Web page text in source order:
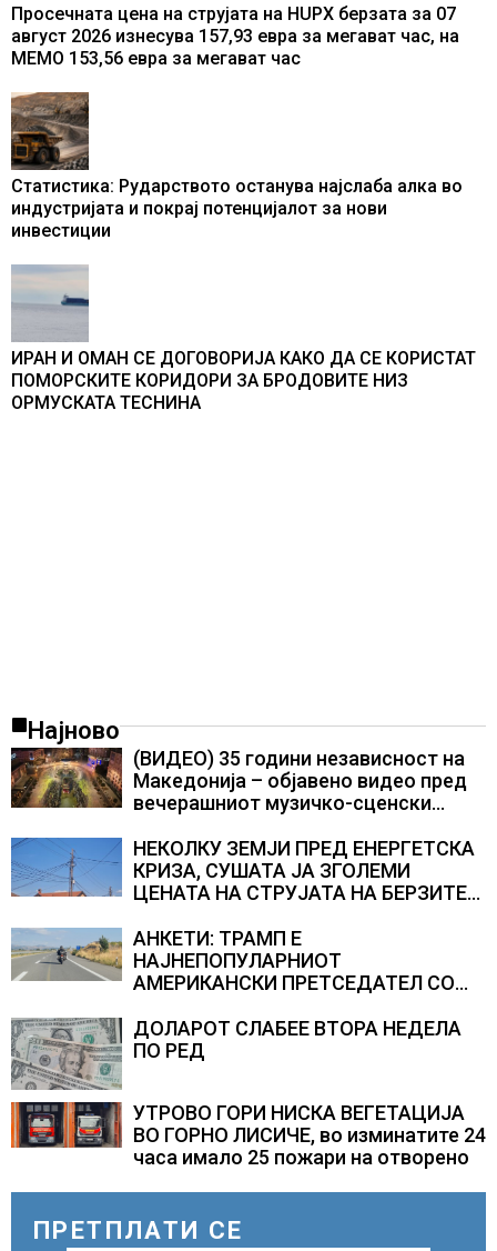
Просечната цена на струјата на HUPX берзата за 07
август 2026 изнесува 157,93 евра за мегават час, на
МЕМО 153,56 евра за мегават час
Статистика: Рударството останува најслаба алка во
индустријата и покрај потенцијалот за нови
инвестиции
ИРАН И ОМАН СЕ ДОГОВОРИЈА КАКО ДА СЕ КОРИСТАТ
ПОМОРСКИТЕ КОРИДОРИ ЗА БРОДОВИТЕ НИЗ
ОРМУСКАТА ТЕСНИНА
Најново
(ВИДЕО) 35 години независност на
Македонија – објавено видео пред
вечерашниот музичко-сценски
НЕКОЛКУ ЗЕМЈИ ПРЕД ЕНЕРГЕТСКА
КРИЗА, СУШАТА ЈА ЗГОЛЕМИ
ЦЕНАТА НА СТРУЈАТА НА БЕРЗИТЕ
АНКЕТИ: ТРАМП Е
НАЈНЕПОПУЛАРНИОТ
АМЕРИКАНСКИ ПРЕТСЕДАТЕЛ СО
резултатите од последните анкети
ДОЛАРОТ СЛАБЕЕ ВТОРА НЕДЕЛА
ПО РЕД
УТРОВО ГОРИ НИСКА ВЕГЕТАЦИЈА
ВО ГОРНО ЛИСИЧЕ, во изминатите 24
часа имало 25 пожари на отворено
ПРЕТПЛАТИ СЕ